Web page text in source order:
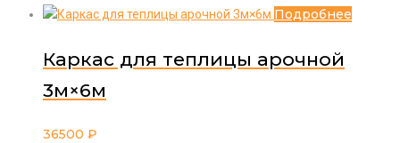
Подробнее
Каркас для теплицы арочной
3м×6м
36500 ₽